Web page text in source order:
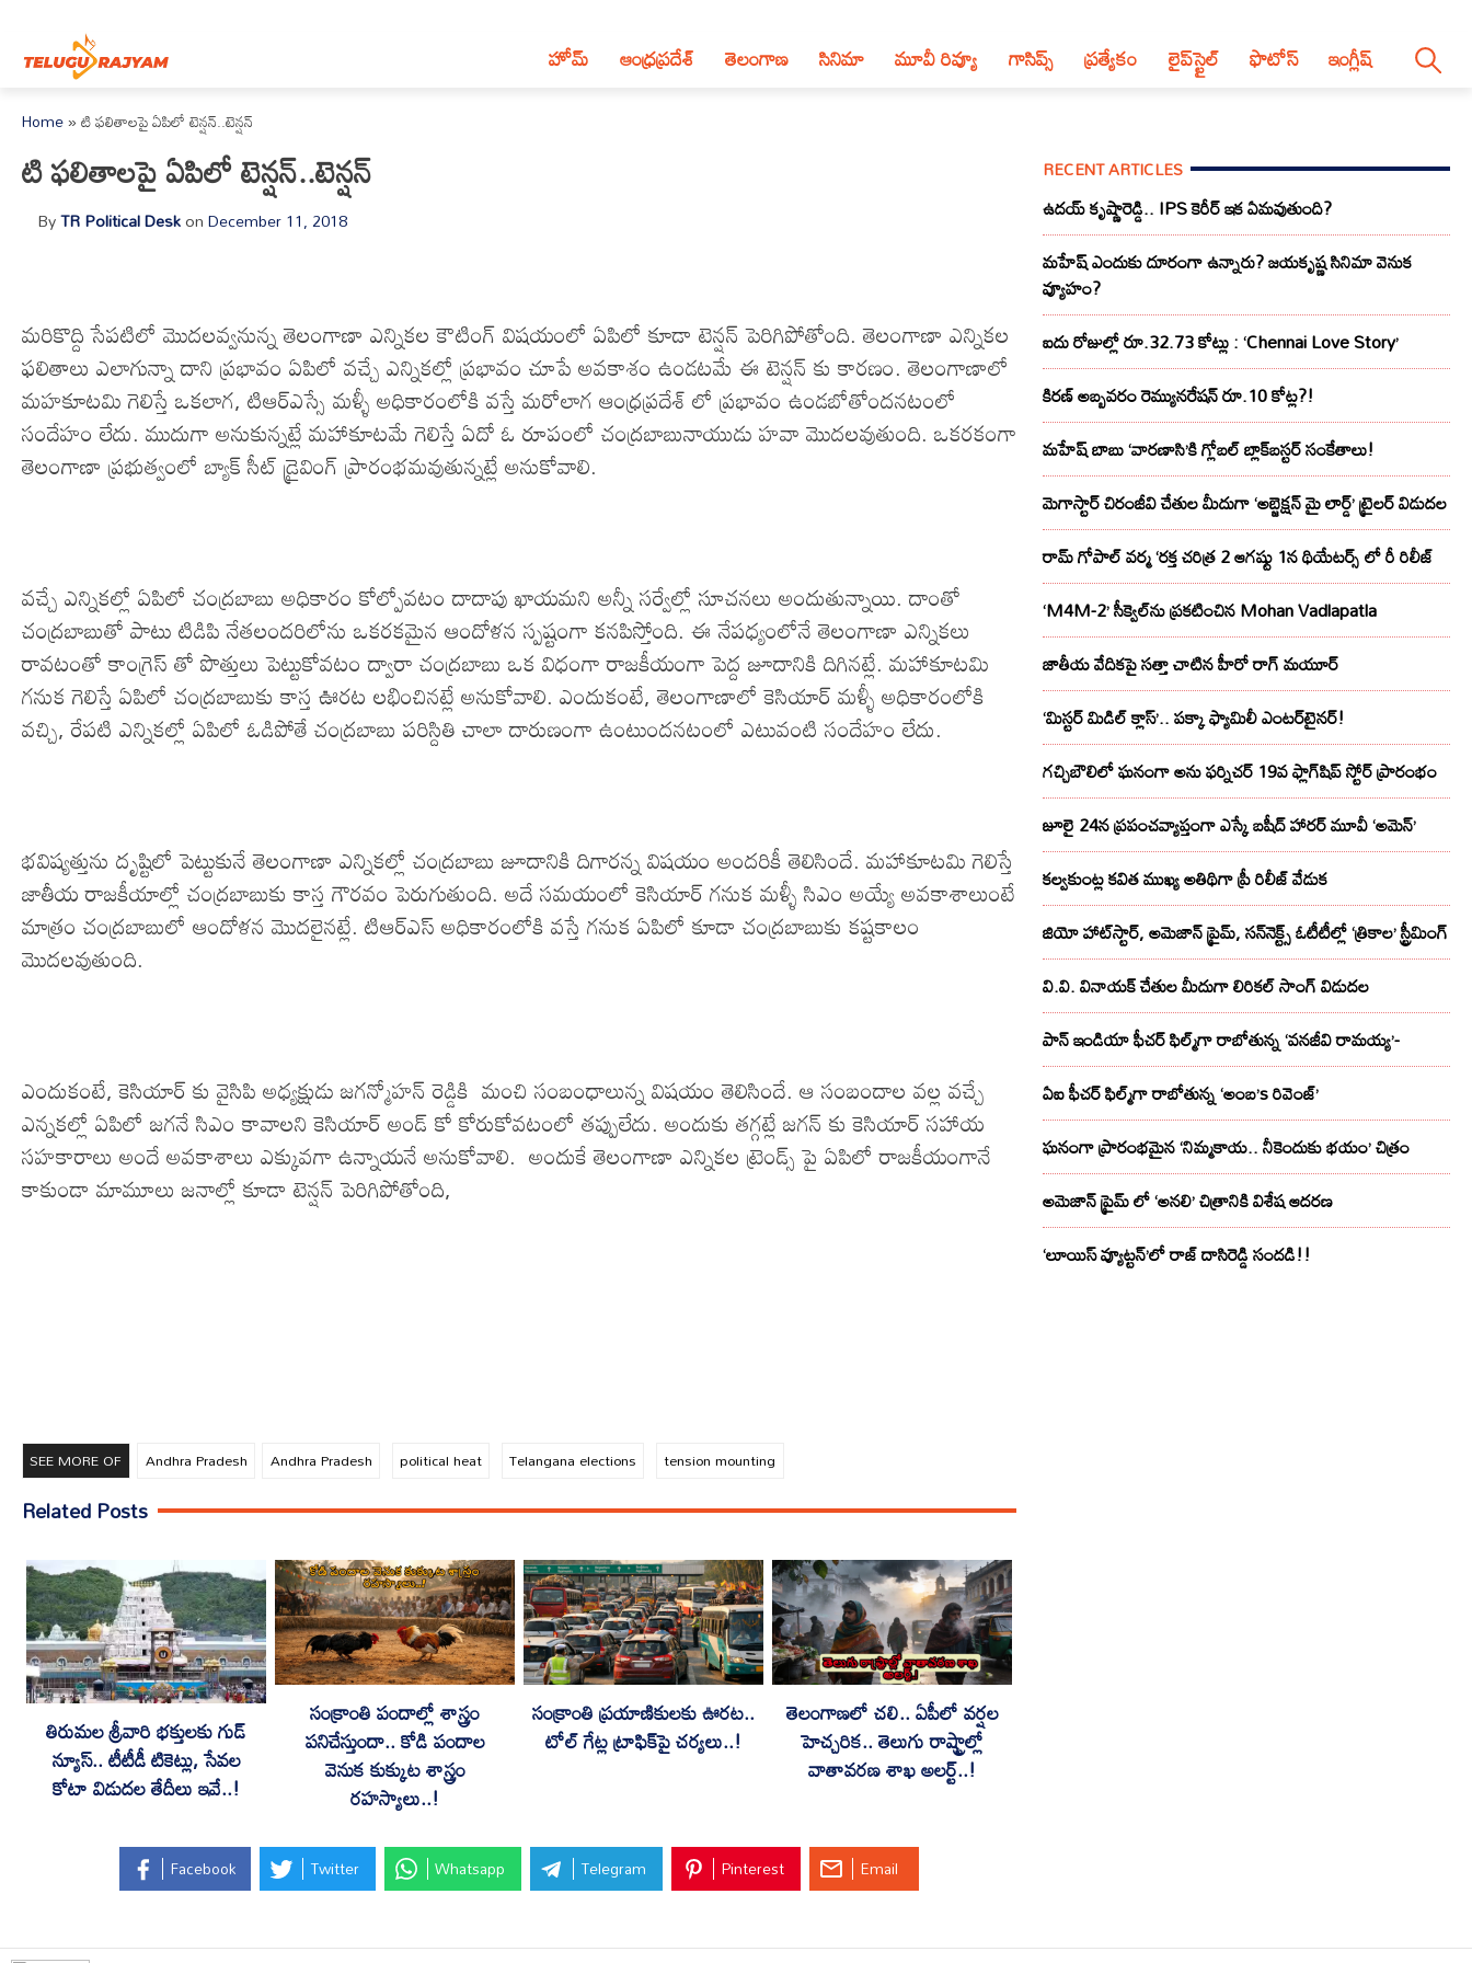
హోమ్ ఆంధ్ర‌ప్ర‌దేశ్‌ తెలంగాణ‌ సినిమా మూవీ రివ్యూ గాసిప్స్ ప్రత్యేకం లైప్‌స్టైల్‌ ఫొటోస్ ఇంగ్లీష్
Home»టి ఫలితాలపై ఏపిలో టెన్షన్..టెన్షన్
టి ఫలితాలపై ఏపిలో టెన్షన్..టెన్షన్
ByTR Political DeskonDecember 11, 2018
మరికొద్ది సేపటిలో మొదలవ్వనున్న తెలంగాణా ఎన్నికల కౌటింగ్ విషయంలో ఏపిలో కూడా టెన్షన్ పెరిగిపోతోంది. తెలంగాణా ఎన్నికల
ఫలితాలు ఎలాగున్నా దాని ప్రభావం ఏపిలో వచ్చే ఎన్నికల్లో ప్రభావం చూపే అవకాశం ఉండటమే ఈ టెన్షన్ కు కారణం. తెలంగాణాలో
మహకూటమి గెలిస్తే ఒకలాగ, టిఆర్ఎస్సే మళ్ళీ అధికారంలోకి వస్తే మరోలాగ ఆంధ్రప్రదేశ్ లో ప్రభావం ఉండబోతోందనటంలో
సందేహం లేదు. ముదుగా అనుకున్నట్లే మహాకూటమే గెలిస్తే ఏదో ఓ రూపంలో చంద్రబాబునాయుడు హవా మొదలవుతుంది. ఒకరకంగా
తెలంగాణా ప్రభుత్వంలో బ్యాక్ సీట్ డ్రైవింగ్ ప్రారంభమవుతున్నట్లే అనుకోవాలి.
వచ్చే ఎన్నికల్లో ఏపిలో చంద్రబాబు అధికారం కోల్పోవటం దాదాపు ఖాయమని అన్నీ సర్వేల్లో సూచనలు అందుతున్నాయి. దాంతో
చంద్రబాబుతో పాటు టిడిపి నేతలందరిలోను ఒకరకమైన ఆందోళన స్పష్టంగా కనపిస్తోంది. ఈ నేపధ్యంలోనే తెలంగాణా ఎన్నికలు
రావటంతో కాంగ్రెస్ తో పొత్తులు పెట్టుకోవటం ద్వారా చంద్రబాబు ఒక విధంగా రాజకీయంగా పెద్ద జూదానికి దిగినట్లే. మహాకూటమి
గనుక గెలిస్తే ఏపిలో చంద్రబాబుకు కాస్త ఊరట లభించినట్లే అనుకోవాలి. ఎందుకంటే, తెలంగాణాలో కెసియార్ మళ్ళీ అధికారంలోకి
వచ్చి, రేపటి ఎన్నికల్లో ఏపిలో ఓడిపోతే చంద్రబాబు పరిస్దితి చాలా దారుణంగా ఉంటుందనటంలో ఎటువంటి సందేహం లేదు.
భవిష్యత్తును దృష్టిలో పెట్టుకునే తెలంగాణా ఎన్నికల్లో చంద్రబాబు జూదానికి దిగారన్న విషయం అందరికీ తెలిసిందే. మహాకూటమి గెలిస్తే
జాతీయ రాజకీయాల్లో చంద్రబాబుకు కాస్త గౌరవం పెరుగుతుంది. అదే సమయంలో కెసియార్ గనుక మళ్ళీ సిఎం అయ్యే అవకాశాలుంటే
మాత్రం చంద్రబాబులో ఆందోళన మొదలైనట్లే. టిఆర్ఎస్ అధికారంలోకి వస్తే గనుక ఏపిలో కూడా చంద్రబాబుకు కష్టకాలం
మొదలవుతుంది.
ఎందుకంటే, కెసియార్ కు వైసిపి అధ్యక్షుడు జగన్మోహన్ రెడ్డికి మంచి సంబంధాలున్న విషయం తెలిసిందే. ఆ సంబందాల వల్ల వచ్చే
ఎన్నకల్లో ఏపిలో జగనే సిఎం కావాలని కెసియార్ అండ్ కో కోరుకోవటంలో తప్పులేదు. అందుకు తగ్గట్లే జగన్ కు కెసియార్ సహాయ
సహకారాలు అందే అవకాశాలు ఎక్కువగా ఉన్నాయనే అనుకోవాలి. అందుకే తెలంగాణా ఎన్నికల ట్రెండ్స్ పై ఏపిలో రాజకీయంగానే
కాకుండా మామూలు జనాల్లో కూడా టెన్షన్ పెరిగిపోతోంది,
SEE MORE OF Andhra Pradesh Andhra Pradesh political heat Telangana elections tension mounting
Related Posts
తిరుమల శ్రీవారి భక్తులకు గుడ్
న్యూస్.. టీటీడీ టికెట్లు, సేవల
కోటా విడుదల తేదీలు ఇవే..!
సంక్రాంతి పందాల్లో శాస్త్రం
పనిచేస్తుందా.. కోడి పందాల
వెనుక కుక్కుట శాస్త్రం
రహస్యాలు..!
సంక్రాంతి ప్రయాణికులకు ఊరట..
టోల్ గేట్ల ట్రాఫిక్‌పై చర్యలు..!
తెలంగాణలో చలి.. ఏపీలో వర్షల
హెచ్చరిక.. తెలుగు రాష్ట్రాల్లో
వాతావరణ శాఖ అలర్ట్..!
Facebook Twitter Whatsapp Telegram Pinterest Email
RECENT ARTICLES
ఉదయ్ కృష్ణారెడ్డి.. IPS కెరీర్ ఇక ఏమవుతుంది?
మహేష్ ఎందుకు దూరంగా ఉన్నారు? జయకృష్ణ సినిమా వెనుక
వ్యూహం?
ఐదు రోజుల్లో రూ.32.73 కోట్లు : ‘Chennai Love Story’
కిరణ్ అబ్బవరం రెమ్యునరేషన్ రూ.10 కోట్ల?!
మహేష్ బాబు ‘వారణాసి’కి గ్లోబల్ బ్లాక్‌బస్టర్ సంకేతాలు!
మెగాస్టార్ చిరంజీవి చేతుల మీదుగా ‘అబ్జెక్ష‌న్ మై లార్డ్‌’ ట్రైల‌ర్ విడుద‌ల
రామ్ గోపాల్ వర్మ ‘రక్త చరిత్ర 2 ఆగష్టు 1న థియేటర్స్ లో రీ రిలీజ్
‘M4M-2’ సీక్వెల్‌ను ప్రకటించిన Mohan Vadlapatla
జాతీయ వేదికపై సత్తా చాటిన హీరో రాగ్ మయూర్‌
‘మిస్టర్ మిడిల్ క్లాస్’.. పక్కా ఫ్యామిలీ ఎంటర్‌టైనర్!
గచ్చిబౌలిలో ఘనంగా అను ఫర్నిచర్ 19వ ఫ్లాగ్‌షిప్ స్టోర్ ప్రారంభం
జూలై 24న ప్రపంచవ్యాప్తంగా ఎస్కే బషీద్‌ హారర్ మూవీ ‘అమెన్’
కల్వకుంట్ల కవిత ముఖ్య అతిథిగా ప్రీ రిలీజ్ వేడుక
జియో హాట్‌స్టార్, అమెజాన్ ప్రైమ్, సన్‌నెక్ట్స్ ఓటీటీల్లో ‘త్రికాల’ స్ట్రీమింగ్
వి.వి. వినాయక్ చేతుల మీదుగా లిరికల్ సాంగ్ విడుదల
పాన్ ఇండియా ఫీచర్ ఫిల్మ్‌గా రాబోతున్న ‘వనజీవి రామయ్య’-
ఏఐ ఫీచర్ ఫిల్మ్‌గా రాబోతున్న ‘అంబ’s రివెంజ్’
ఘనంగా ప్రారంభమైన ‘నిమ్మకాయ.. నీకెందుకు భయం’ చిత్రం
అమెజాన్ ప్రైమ్ లో ‘అనలి’ చిత్రానికి విశేష ఆదరణ
‘లూయిస్ వ్యూట్టన్’లో రాజ్ దాసిరెడ్డి సందడి!!